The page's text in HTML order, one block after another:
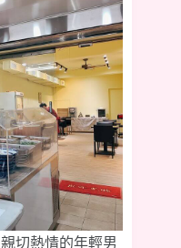
切熱情的年輕男